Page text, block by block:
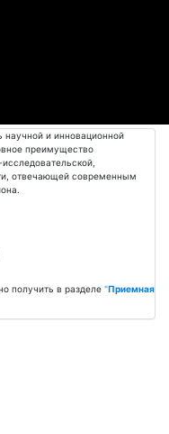
и инновационной
преимущество
отвечающей современным
получить в разделе "Приемная